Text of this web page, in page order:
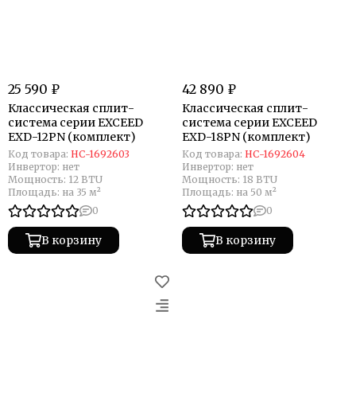
25 590 ₽
Классическая сплит-
система серии EXCEED
EXD-12PN (комплект)
Код товара: НС-1692603
Инвертор: нет
Мощность: 12 BTU
Площадь: на 35 м²
0
В корзину
42 890 ₽
Классическая сплит-
система серии EXCEED
EXD-18PN (комплект)
Код товара: НС-1692604
Инвертор: нет
Мощность: 18 BTU
Площадь: на 50 м²
0
В корзину